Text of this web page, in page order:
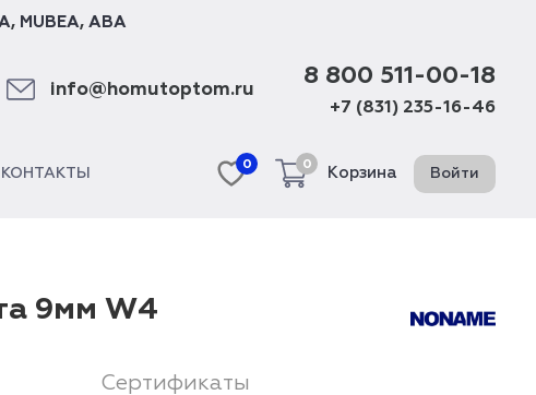
, MUBEA, ABA
info@homutoptom.ru
8 800 511-00-18
+7 (831) 235-16-46
КОНТАКТЫ
0 0
Корзина Войти
9мм W4
Сертификаты